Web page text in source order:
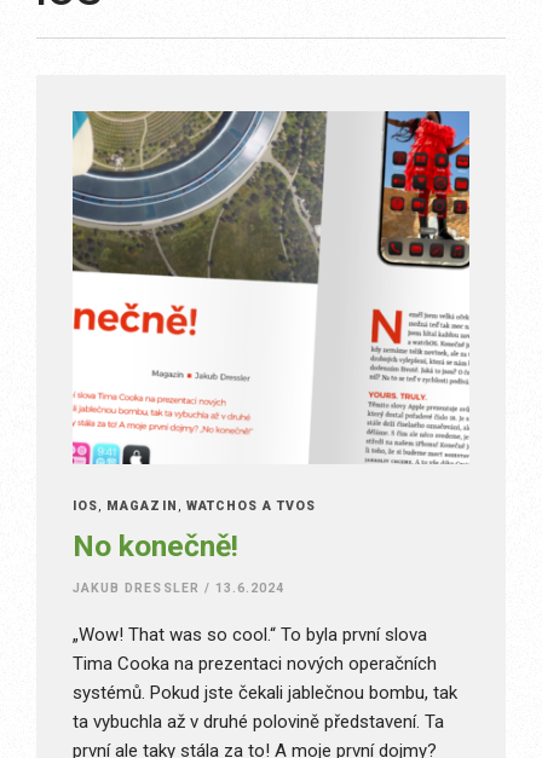
IOS MAGAZÍN WATCHOS A TVOS
No konečně!
JAKUB DRESSLER / 13.6.2024
„Wow! That was so cool.“ To byla první slova
Tima Cooka na prezentaci nových operačních
systémů. Pokud jste čekali jablečnou bombu, tak
ta vybuchla až v druhé polovině představení. Ta
první ale taky stála za to! A moje první dojmy?